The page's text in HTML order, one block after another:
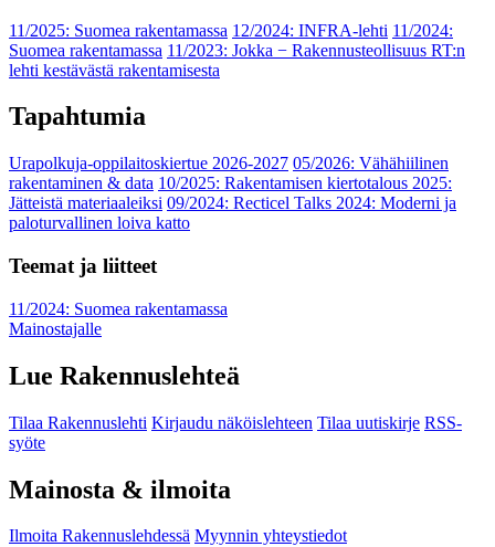
11/2025: Suomea rakentamassa 12/2024: INFRA-lehti 11/2024:
Suomea rakentamassa 11/2023: Jokka − Rakennusteollisuus RT:n
lehti kestävästä rakentamisesta
Tapahtumia
Urapolkuja-oppilaitoskiertue 2026-2027 05/2026: Vähähiilinen
rakentaminen & data 10/2025: Rakentamisen kiertotalous 2025:
Jätteistä materiaaleiksi 09/2024: Recticel Talks 2024: Moderni ja
paloturvallinen loiva katto
Teemat ja liitteet
11/2024: Suomea rakentamassa
Mainostajalle
Lue Rakennuslehteä
Tilaa Rakennuslehti Kirjaudu näköislehteen Tilaa uutiskirje RSS-
syöte
Mainosta & ilmoita
Ilmoita Rakennuslehdessä Myynnin yhteystiedot